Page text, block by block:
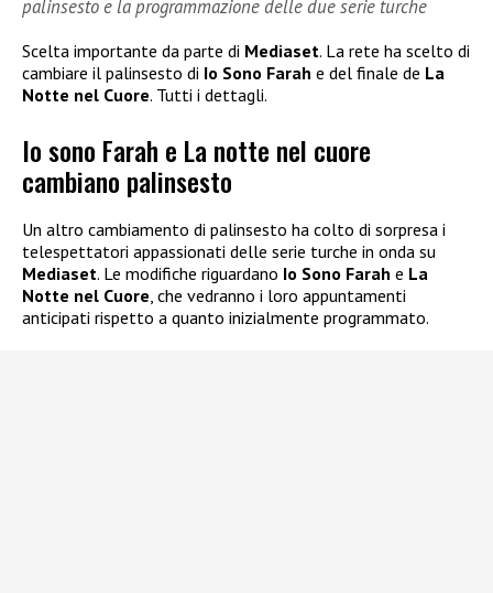
palinsesto e la programmazione delle due serie turche
Scelta importante da parte di Mediaset. La rete ha scelto di
cambiare il palinsesto di Io Sono Farah e del finale de La
Notte nel Cuore. Tutti i dettagli.
Io sono Farah e La notte nel cuore
cambiano palinsesto
Un altro cambiamento di palinsesto ha colto di sorpresa i
telespettatori appassionati delle serie turche in onda su
Mediaset. Le modifiche riguardano Io Sono Farah e La
Notte nel Cuore, che vedranno i loro appuntamenti
anticipati rispetto a quanto inizialmente programmato.